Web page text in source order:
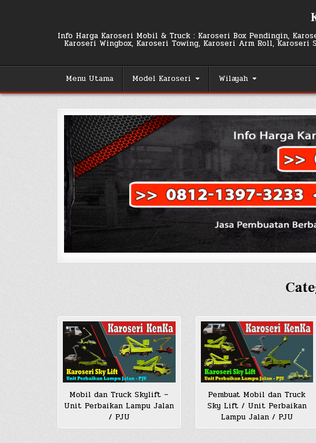
Info Harga Karoseri Mobil & Truck : Karoseri Box Pendingin,
Karoseri Wingbox, Karoseri Towing, Karoseri Arm Roll,
Menu Utama Model Karoseri Wilayah
Mobil dan Truck Skylift –
Unit Perbaikan Lampu Jalan
/ PJU
Pembuat Mobil dan Truck
Sky Lift / Unit Perbaikan
Lampu Jalan / PJU